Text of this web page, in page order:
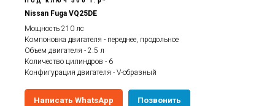
Nissan Fuga VQ25DE
Мощность 210 лс
Компоновка двигателя - переднее, продольное
Объем двигателя - 2.5 л
Количество цилиндров - 6
Конфигурация двигателя - V-образный
Написать WhatsApp Позвонить